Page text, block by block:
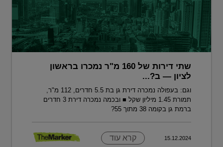
שתי דירות של 160 מ"ר נמכרו בראשון
לציון — ב?...
וגם: בעפולה נמכרה דירת גן בת 5.5 חדרים, 112 מ"ר,
תמורת 1.45 מיליון שקל ■ ובכמה נמכרה דירת 3 חדרים
ברמת גן בקומה 38 מתוך 55?
15.12.2024 קרא עוד